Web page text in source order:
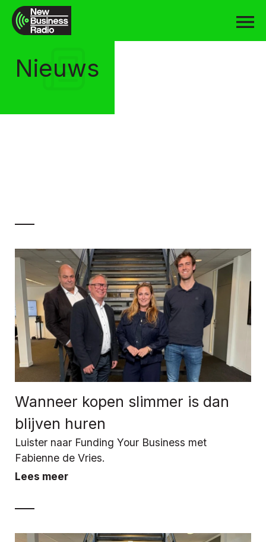
Nieuws
Wanneer kopen slimmer is dan
blijven huren
Luister naar Funding Your Business met
Fabienne de Vries.
Lees meer